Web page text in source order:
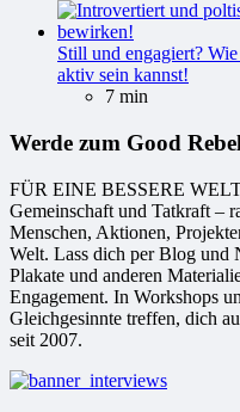
Still und engagiert?
aktiv sein kannst!
7 min
Werde zum Good
FÜR EINE BESSERE
Gemeinschaft und Tatkraft –
Menschen, Aktionen,
Welt. Lass dich per Blog und
Plakate und anderen
Engagement. In Workshops
Gleichgesinnte treffen, dich
seit 2007.